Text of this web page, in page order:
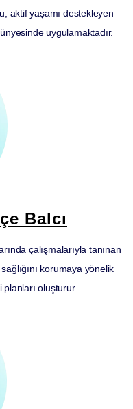
aktif yaşamı destekleyen
uygulamaktadır.
Balcı
çalışmalarıyla tanınan
korumaya yönelik
oluşturur.